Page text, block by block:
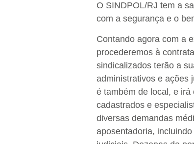
O SINDPOL/RJ tem a
com a segurança e o
Contando agora com a
procederemos à
sindicalizados terão a
administrativos e ações
é também de local, e
cadastrados e
diversas demandas
aposentadoria,